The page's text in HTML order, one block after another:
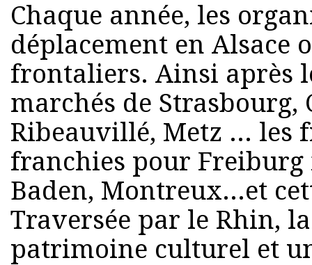
Chaque année, les
déplacement en Alsace
frontaliers. Ainsi après
marchés de
Ribeauvillé, Metz ... les
franchies pour Freiburg
Baden, Montreux...et
Traversée par le Rhin,
patrimoine culturel et